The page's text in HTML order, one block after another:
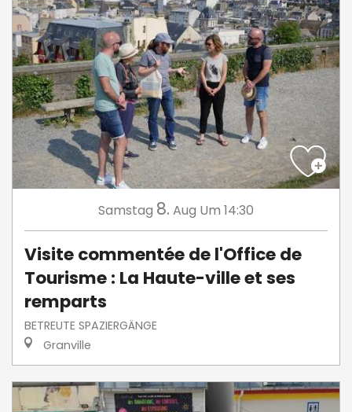
Samstag 8. Aug Um 14:30
Visite commentée de l'Office de
Tourisme : La Haute-ville et ses
remparts
BETREUTE SPAZIERGÄNGE
Granville